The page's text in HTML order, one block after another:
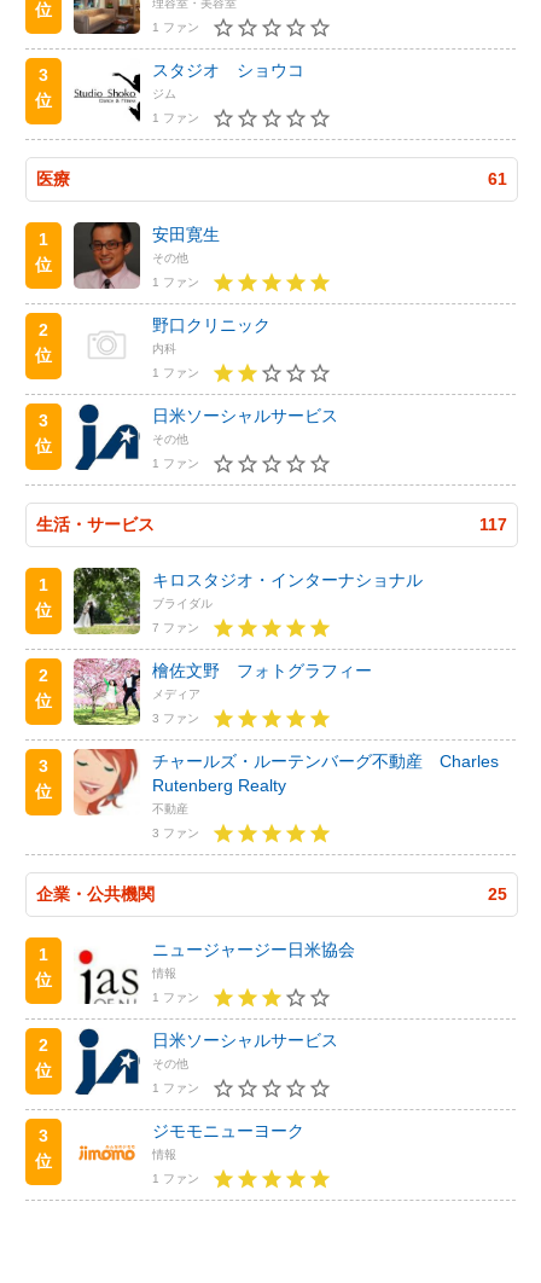
位
1 ファン
3
位
スタジオ ショウコ
ジム
1 ファン
医療 61
1
位
安田寛生
その他
1 ファン
2
位
野口クリニック
内科
1 ファン
3
位
日米ソーシャルサービス
その他
1 ファン
生活・サービス 117
1
位
キロスタジオ・インターナショナル
ブライダル
7 ファン
2
位
檜佐文野 フォトグラフィー
メディア
3 ファン
3
位
チャールズ・ルーテンバーグ不動産 Charles
Rutenberg Realty
不動産
3 ファン
企業・公共機関 25
1
位
ニュージャージー日米協会
情報
1 ファン
2
位
日米ソーシャルサービス
その他
1 ファン
3
位
ジモモニューヨーク
情報
1 ファン